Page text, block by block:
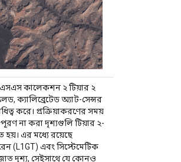
কালেকশন ২ টিয়ার ২
ক্যালিব্রেটেড অ্যাট-সেন্সর
করে। প্রক্রিয়াকরণের সময়
পূরণ না করা দৃশ্যগুলি টিয়ার ২-
হয়। এর মধ্যে রয়েছে
(L1GT) এবং সিস্টেমেটিক
দৃশ্য, সেইসাথে যে কোনও